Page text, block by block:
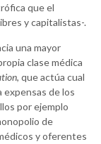
que el
y capitalistas-.
una mayor
clase médica
, que actúa cual
de los
por ejemplo
de
y oferentes